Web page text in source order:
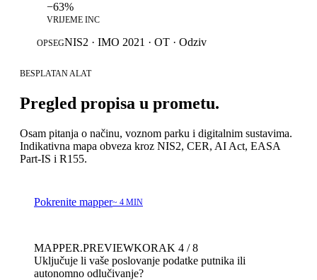
−63%
VRIJEME INC
OPSEGNIS2 · IMO 2021 · OT · Odziv
BESPLATAN ALAT
Pregled propisa u prometu.
Osam pitanja o načinu, voznom parku i digitalnim sustavima.
Indikativna mapa obveza kroz NIS2, CER, AI Act, EASA
Part-IS i R155.
Pokrenite mapper~ 4 MIN
MAPPER.PREVIEWKORAK 4 / 8
Uključuje li vaše poslovanje podatke putnika ili
autonomno odlučivanje?